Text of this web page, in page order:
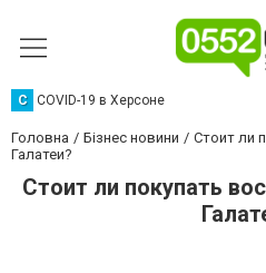
C COVID-19 в Херсоне
Головна Бізнес новини
Стоит ли
Галатеи?
Стоит ли покупать